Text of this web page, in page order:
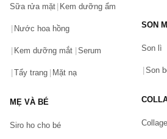
Bạn gặp vấn đề về sản phẩm
Hãy báo lỗi cho chúng tôi. Hoặc gọi
Sữa rửa mặt Kem dưỡng ẩm
Nước hoa hồng
Kem dưỡng mắt Serum
Tẩy trang Mặt nạ
MẸ VÀ BÉ
Siro ho cho bé
SON
Son lì
Son